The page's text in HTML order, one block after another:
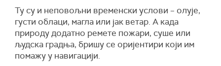
Ту су и неповољни временски услови – олује,
густи облаци, магла или јак ветар. А када
природу додатно ремете пожари, суше или
људска градња, бришу се оријентири који им
помажу у навигацији.